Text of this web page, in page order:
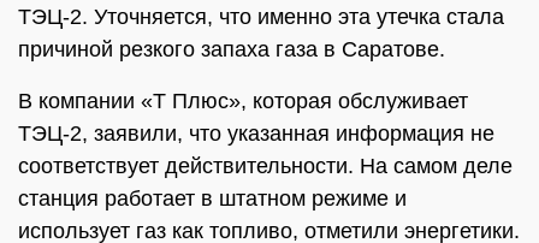
ТЭЦ-2. Уточняется, что именно эта утечка стала
причиной резкого запаха газа в Саратове.
В компании «Т Плюс», которая обслуживает
ТЭЦ-2, заявили, что указанная информация не
соответствует действительности. На самом деле
станция работает в штатном режиме и
использует газ как топливо, отметили энергетики.